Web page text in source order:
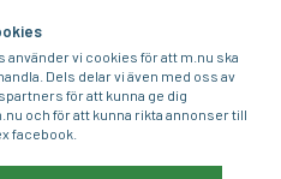
använder vi cookies för att m.nu ska
Dels delar vi även med oss av
för att kunna ge dig
och för att kunna rikta annonser till
facebook.